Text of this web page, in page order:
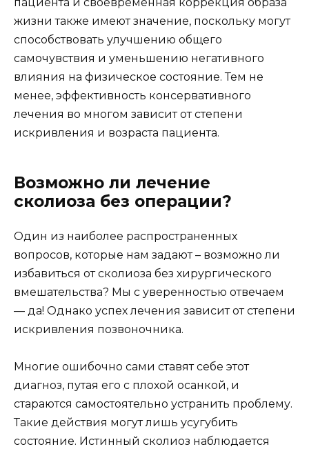
жизни также имеют значение, поскольку могут
способствовать улучшению общего
самочувствия и уменьшению негативного
влияния на физическое состояние. Тем не
менее, эффективность консервативного
лечения во многом зависит от степени
искривления и возраста пациента.
Возможно ли лечение
сколиоза без операции?
Один из наиболее распространенных
вопросов, которые нам задают – возможно ли
избавиться от сколиоза без хирургического
вмешательства? Мы с уверенностью отвечаем
— да! Однако успех лечения зависит от степени
искривления позвоночника.
Многие ошибочно сами ставят себе этот
диагноз, путая его с плохой осанкой, и
стараются самостоятельно устранить проблему.
Такие действия могут лишь усугубить
состояние. Истинный сколиоз наблюдается